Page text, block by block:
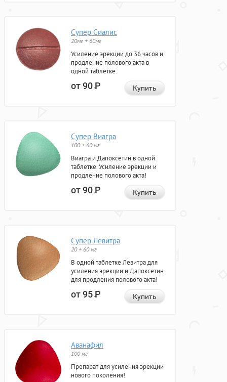
Супер Сиалис
20мг + 60мг
Усиление эрекции до 36 часов и
продление полового акта в
одной таблетке.
от 90Р Купить
Супер Виагра
100 + 60 мг
Виагра и Дапоксетин в одной
таблетке. Усиление эрекции и
продление полового акта!
от 90Р Купить
Супер Левитра
20 + 60 мг
В одной таблетке Левитра для
усиления эрекции и Дапоксетин
для продления полового акта!
от 95Р Купить
Аванафил
100 мг
Препарат для усиления эрекции
нового поколения!